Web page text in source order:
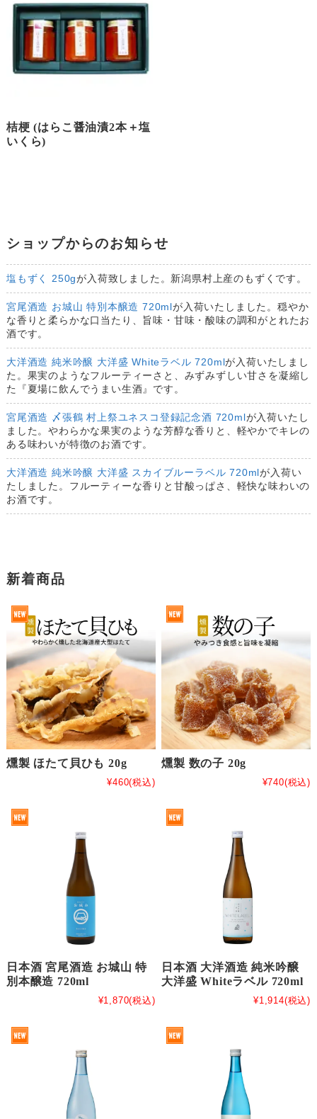
桔梗 (はらこ醤油漬2本＋塩
いくら)
ショップからのお知らせ
塩もずく 250gが入荷致しました。新潟県村上産のもずくです。
宮尾酒造 お城山 特別本醸造 720ml が入荷いたしました。穏やか
な香りと柔らかな口当たり、旨味・甘味・酸味の調和がとれたお
酒です。
大洋酒造 純米吟醸 大洋盛 Whiteラベル 720mlが入荷いたしまし
た。果実のようなフルーティーさと、みずみずしい甘さを凝縮し
た『夏場に飲んでうまい生酒』です。
宮尾酒造 〆張鶴 村上祭ユネスコ登録記念酒 720ml が入荷いたし
ました。やわらかな果実のような芳醇な香りと、軽やかでキレの
ある味わいが特徴のお酒です。
大洋酒造 純米吟醸 大洋盛 スカイブルーラベル 720mlが入荷い
たしました。フルーティーな香りと甘酸っぱさ、軽快な味わいの
お酒です。
新着商品
燻製 ほたて貝ひも 20g
¥460(税込)
燻製 数の子 20g
¥740(税込)
日本酒 宮尾酒造 お城山 特
別本醸造 720ml
¥1,870(税込)
日本酒 大洋酒造 純米吟醸
大洋盛 Whiteラベル 720ml
¥1,914(税込)